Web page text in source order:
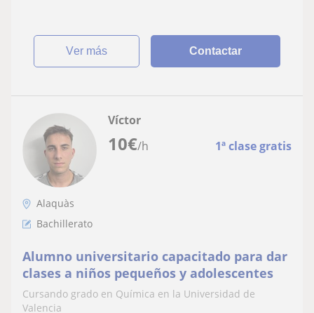
ver más Contactar
10€/h 1ª clase gratis
Víctor
Alaquàs
Bachillerato
Alumno universitario capacitado para dar
clases a niños pequeños y adolescentes
Cursando grado en Química en la Universidad de
Valencia